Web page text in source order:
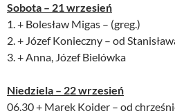
Sobota – 21 wrzesień
1. + Bolesław Migas – (greg.)
2. + Józef Konieczny – od
3. + Anna, Józef Bielówka
Niedziela – 22 wrzesień
06.30 + Marek Kojder – od